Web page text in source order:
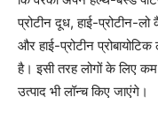
प्रोटीन दूध, हाई-प्रोटीन-लो
और हाई-प्रोटीन
है। इसी तरह लोगों के लिए
उत्पाद भी लॉन्च किए जाएंगे।